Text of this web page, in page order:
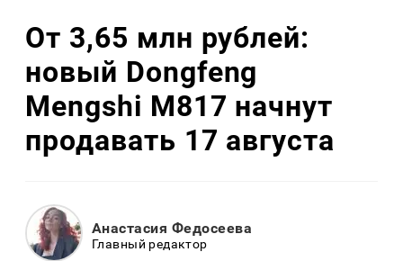
От 3,65 млн рублей:
новый Dongfeng
Mengshi M817 начнут
продавать 17 августа
Анастасия Федосеева
Главный редактор